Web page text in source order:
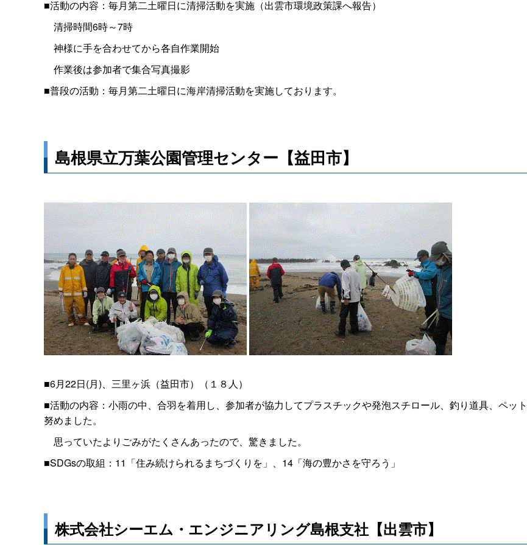
■活動の内容：毎月第二土曜日に清掃活動を実施（出雲市環境政策課へ報告）
清掃時間6時～7時
神様に手を合わせてから各自作業開始
作業後は参加者で集合写真撮影
■普段の活動：毎月第二土曜日に海岸清掃活動を実施しております。
島根県立万葉公園管理センター【益田市】
■6月22日(月)、三里ヶ浜（益田市）（１８人）
■活動の内容：小雨の中、合羽を着用し、参加者が協力してプラスチックや発泡スチロール、釣り道具、ペッ
努めました。
思っていたよりごみがたくさんあったので、驚きました。
■SDGsの取組：11「住み続けられるまちづくりを」、14「海の豊かさを守ろう」
株式会社シーエム・エンジニアリング島根支社【出雲市】